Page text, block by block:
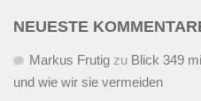
NEUESTE
Markus Frutig zu Blick 349
und wie wir sie vermeiden